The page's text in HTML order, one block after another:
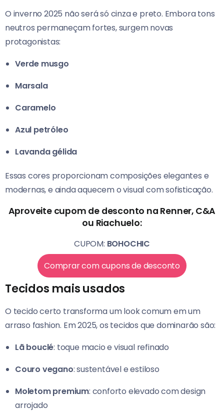
O inverno 2025 não será só cinza e preto. Embora tons
neutros permaneçam fortes, surgem novas
protagonistas:
Verde musgo
Marsala
Caramelo
Azul petróleo
Lavanda gélida
Essas cores proporcionam composições elegantes e
modernas, e ainda aquecem o visual com sofisticação.
Aproveite cupom de desconto na Renner, C&A
ou Riachuelo:
CUPOM: BOHOCHIC
Comprar com cupons de desconto
Tecidos mais usados
O tecido certo transforma um look comum em um
arraso fashion. Em 2025, os tecidos que dominarão são:
Lã bouclé: toque macio e visual refinado
Couro vegano: sustentável e estiloso
Moletom premium: conforto elevado com design
arrojado